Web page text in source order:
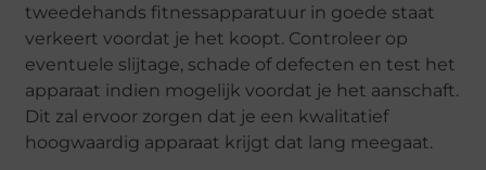
tweedehands fitnessapparatuur in goede staat
verkeert voordat je het koopt. Controleer op
eventuele slijtage, schade of defecten en test het
apparaat indien mogelijk voordat je het aanschaft.
Dit zal ervoor zorgen dat je een kwalitatief
hoogwaardig apparaat krijgt dat lang meegaat.